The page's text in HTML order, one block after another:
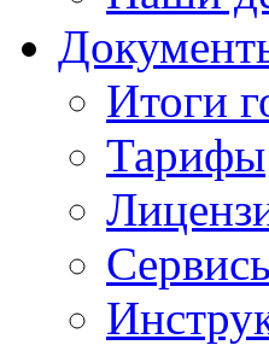
Итоги
Тарифы